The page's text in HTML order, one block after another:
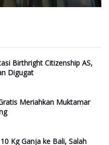
Birthright Citizenship AS,
Digugat
Meriahkan Muktamar
Kg Ganja ke Bali, Salah